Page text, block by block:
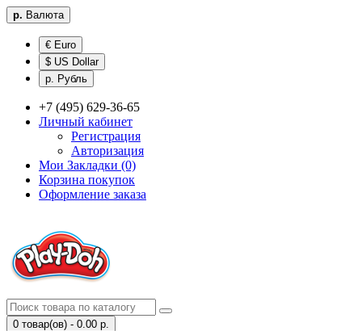
р. Валюта
€ Euro
$ US Dollar
р. Рубль
+7 (495) 629-36-65
Личный кабинет
Регистрация
Авторизация
Мои Закладки (0)
Корзина покупок
Оформление заказа
0 товар(ов) - 0.00 р.